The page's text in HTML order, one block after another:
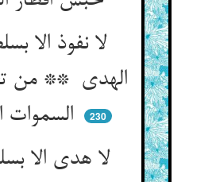
لا نفوذ الا
الهدی ** من
230
لا هدی الا